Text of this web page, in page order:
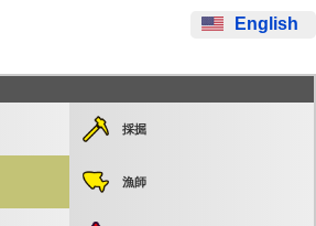
English
採掘
漁師